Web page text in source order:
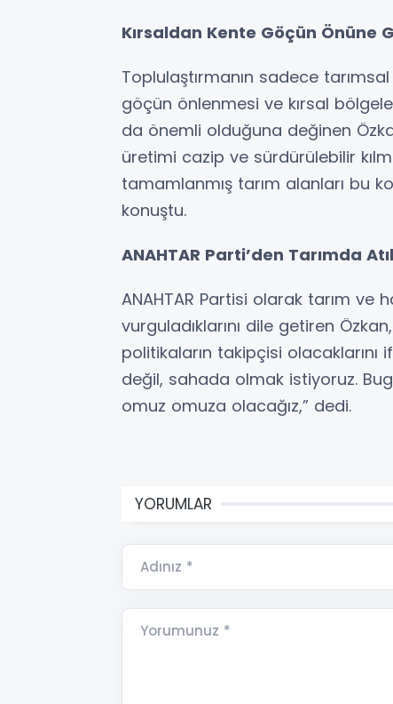
Kırsaldan Kente Göçün Önüne
Toplulaştırmanın sadece
göçün önlenmesi ve kırsal
da önemli olduğuna değinen
üretimi cazip ve sürdürülebilir
tamamlanmış tarım alanları bu
konuştu.
ANAHTAR Parti’den Tarımda
ANAHTAR Partisi olarak tarım ve
vurguladıklarını dile getiren
politikaların takipçisi
değil, sahada olmak istiyoruz.
omuz omuza olacağız,” dedi.
YORUMLAR
Adınız *
Yorumunuz *